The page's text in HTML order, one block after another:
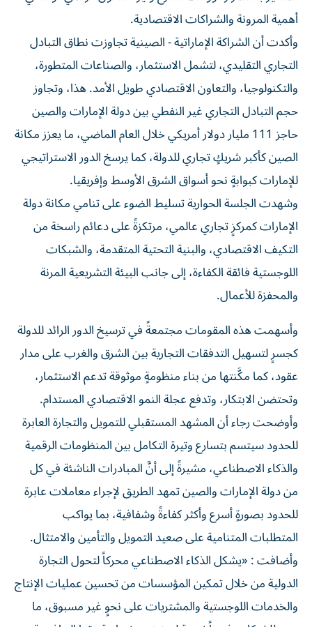
أهمية المرونة والشراكات الاقتصادية.
وأكدت أن الشراكة الإماراتية - الصينية تجاوزت نطاق التبادل
التجاري التقليدي، لتشمل الاستثمار، والصناعات المتطورة،
والتكنولوجيا، والتعاون الاقتصادي طويل الأمد. هذا، وتجاوز
حجم التبادل التجاري غير النفطي بين دولة الإمارات والصين
حاجز 111 مليار دولار أمريكي خلال العام الماضي، ما يعزز مكانة
الصين كأكبر شريكٍ تجاري للدولة، كما يرسخ الدور الاستراتيجي
للإمارات كبوابةٍ نحو أسواق الشرق الأوسط وإفريقيا.
وشهدت الجلسة الحوارية تسليط الضوء على تنامي مكانة دولة
الإمارات كمركزٍ تجاري عالمي، مرتكزةً على دعائم راسخة من
التكيف الاقتصادي، والبنية التحتية المتقدمة، والشبكات
اللوجستية فائقة الكفاءة، إلى جانب البيئة التشريعية المرنة
والمحفزة للأعمال.
وأسهمت هذه المقومات مجتمعةً في ترسيخ الدور الرائد للدولة
كجسرٍ لتسهيل التدفقات التجارية بين الشرق والغرب على مدار
عقود، كما مكَّنتها من بناء منظومةٍ موثوقة تدعم الاستثمار،
وتحتضن الابتكار، وتدفع عجلة النمو الاقتصادي المستدام.
وأوضحت رجاء أن المشهد المستقبلي للتمويل والتجارة العابرة
للحدود سيتسم بتسارع وتيرة التكامل بين المنظومات الرقمية
والذكاء الاصطناعي، مشيرةً إلى أنَّ المبادرات الناشئة في كل
من دولة الإمارات والصين تمهد الطريق لإجراء معاملات عابرة
للحدود بصورةٍ أسرع وأكثر كفاءةً وشفافية، بما يواكب
المتطلبات المتنامية على صعيد التمويل والتأمين والامتثال.
وأضافت : «يشكل الذكاء الاصطناعي محركاً لتحول التجارة
الدولية من خلال تمكين المؤسسات من تحسين عمليات الإنتاج
والخدمات اللوجستية والمشتريات على نحوٍ غير مسبوق، ما